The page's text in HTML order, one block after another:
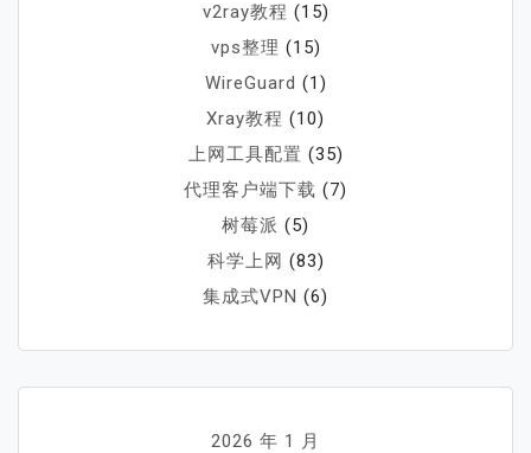
v2ray教程 (15)
vps整理 (15)
WireGuard (1)
Xray教程 (10)
上网工具配置 (35)
代理客户端下载 (7)
树莓派 (5)
科学上网 (83)
集成式VPN (6)
2026 年 1 月